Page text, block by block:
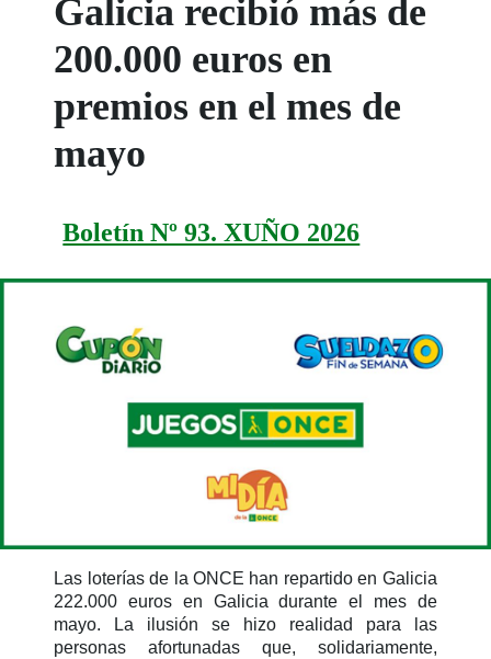
Galicia recibió más de
200.000 euros en
premios en el mes de
mayo
Boletín Nº 93. XUÑO 2026
Las loterías de la ONCE han repartido en Galicia
222.000 euros en Galicia durante el mes de
mayo. La ilusión se hizo realidad para las
personas afortunadas que, solidariamente,